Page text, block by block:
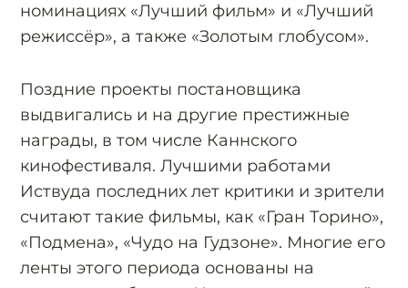
номинациях «Лучший фильм» и «Лучший
режиссёр», а также «Золотым глобусом».
Поздние проекты постановщика
выдвигались и на другие престижные
награды, в том числе Каннского
кинофестиваля. Лучшими работами
Иствуда последних лет критики и зрители
считают такие фильмы, как «Гран Торино»,
«Подмена», «Чудо на Гудзоне». Многие его
ленты этого периода основаны на